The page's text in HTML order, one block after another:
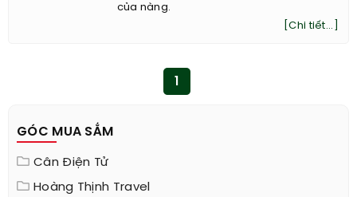
của nàng.
[Chi tiết...]
GÓC MUA SẮM
Cân Điện Tử
Hoàng Thịnh Travel